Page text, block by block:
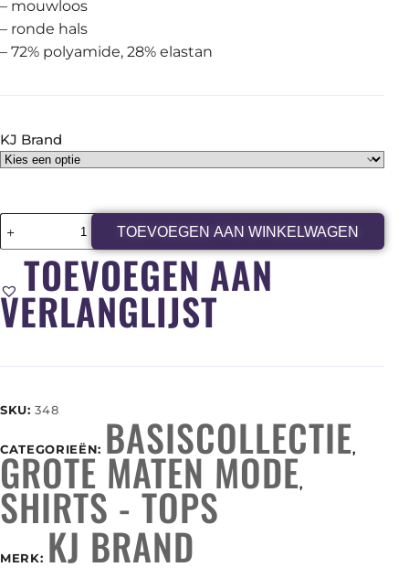
– mouwloos
– ronde hals
– 72% polyamide, 28% elastan
KJ Brand
TOEVOEGEN AAN WINKELWAGEN
TOEVOEGEN AAN
VERLANGLIJST
SKU:348
CATEGORIEËN: BASISCOLLECTIE,
GROTE MATEN MODE,
SHIRTS - TOPS
MERK: KJ BRAND